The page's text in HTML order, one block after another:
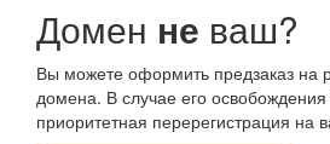
Домен не ваш?
Вы можете оформить предзаказ на
домена. В случае его
приоритетная перерегистрация на